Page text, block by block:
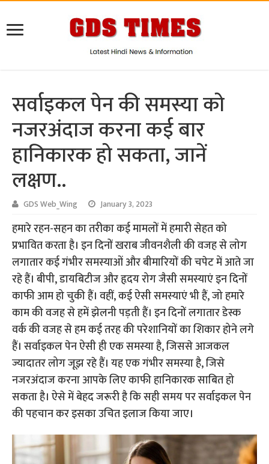
सर्वाइकल पेन की समस्या को
नजरअंदाज करना कई बार
हानिकारक हो सकता, जानें
लक्षण..
GDS Web_Wing January 3, 2023
हमारे रहन-सहन का तरीका कई मामलों में हमारी सेहत को
प्रभावित करता है। इन दिनों खराब जीवनशैली की वजह से लोग
लगातार कई गंभीर समस्याओं और बीमारियों की चपेट में आते जा
रहे हैं। बीपी, डायबिटीज और हृदय रोग जैसी समस्याएं इन दिनों
काफी आम हो चुकी हैं। वहीं, कई ऐसी समस्याएं भी हैं, जो हमारे
काम की वजह से हमें झेलनी पड़ती हैं। इन दिनों लगातार डेस्क
वर्क की वजह से हम कई तरह की परेशानियों का शिकार होने लगे
हैं। सर्वाइकल पेन ऐसी ही एक समस्या है, जिससे आजकल
ज्यादातर लोग जूझ रहे हैं। यह एक गंभीर समस्या है, जिसे
नजरअंदाज करना आपके लिए काफी हानिकारक साबित हो
सकता है। ऐसे में बेहद जरूरी है कि सही समय पर सर्वाइकल पेन
की पहचान कर इसका उचित इलाज किया जाए।